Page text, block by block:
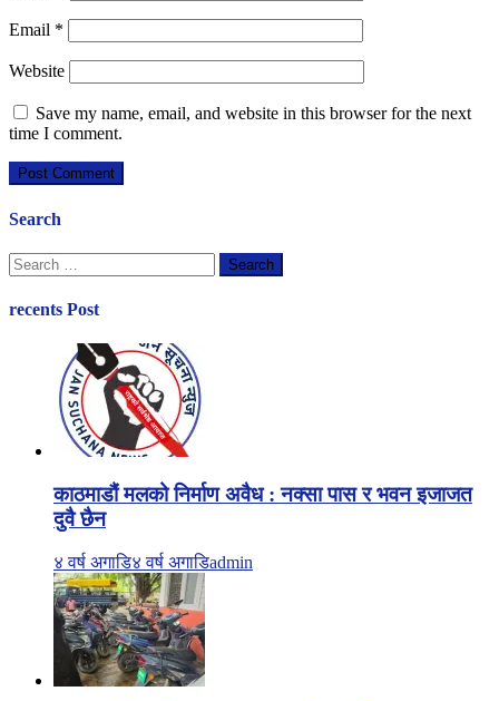
Email *
Website
Save my name, email, and website in this browser for the next
time I comment.
Search
Search
for:
recents Post
काठमाडौं मलको निर्माण अवैध : नक्सा पास र भवन इजाजत
दुवै छैन
४ वर्ष अगाडि४ वर्ष अगाडिadmin